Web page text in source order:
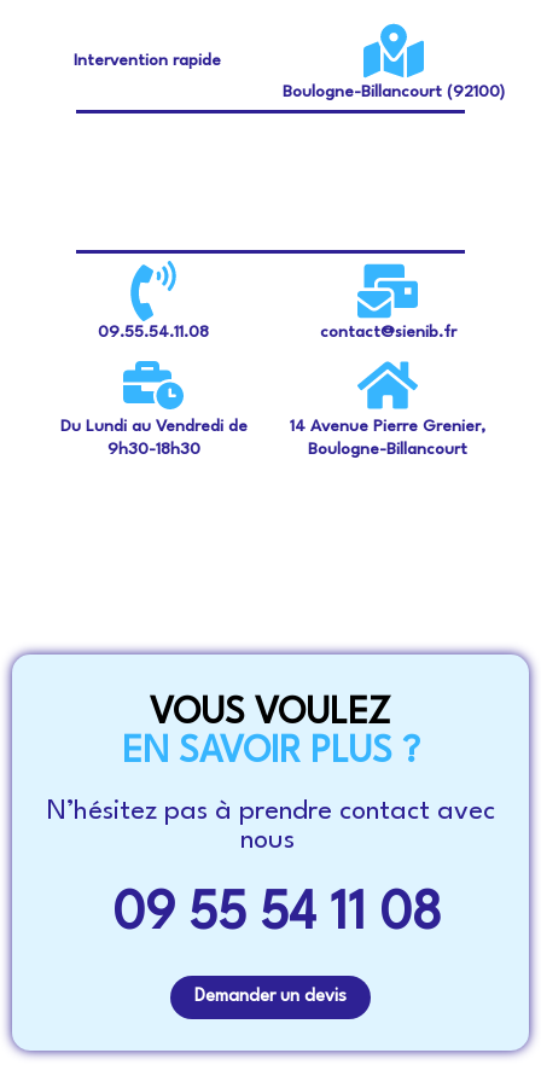
Intervention rapide
Boulogne-Billancourt (92100)
09.55.54.11.08 contact@sienib.fr
Du Lundi au Vendredi de
9h30-18h30
14 Avenue Pierre Grenier,
Boulogne-Billancourt
VOUS VOULEZ
EN SAVOIR PLUS ?
N’hésitez pas à prendre contact avec
nous
09 55 54 11 08
Demander un devis